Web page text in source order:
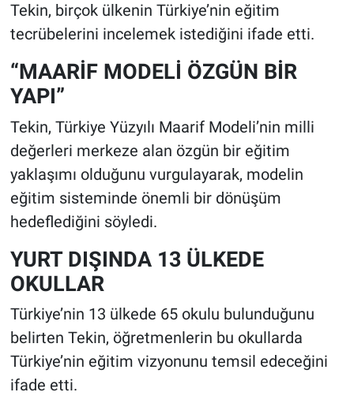
Tekin, birçok ülkenin Türkiye’nin eğitim
tecrübelerini incelemek istediğini ifade etti.
“MAARİF MODELİ ÖZGÜN BİR
YAPI”
Tekin, Türkiye Yüzyılı Maarif Modeli’nin milli
değerleri merkeze alan özgün bir eğitim
yaklaşımı olduğunu vurgulayarak, modelin
eğitim sisteminde önemli bir dönüşüm
hedeflediğini söyledi.
YURT DIŞINDA 13 ÜLKEDE
OKULLAR
Türkiye’nin 13 ülkede 65 okulu bulunduğunu
belirten Tekin, öğretmenlerin bu okullarda
Türkiye’nin eğitim vizyonunu temsil edeceğini
ifade etti.